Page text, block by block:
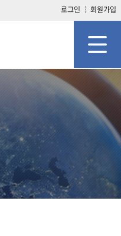
로그인 회원가입